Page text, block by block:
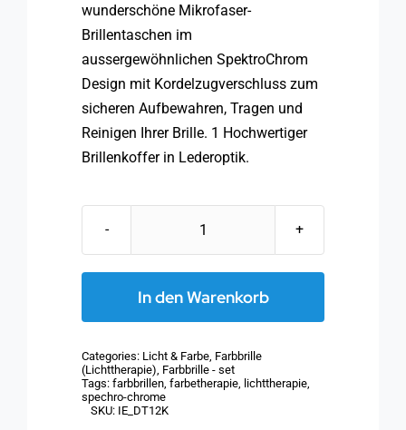
wunderschöne Mikrofaser-
Brillentaschen im
aussergewöhnlichen SpektroChrom
Design mit Kordelzugverschluss zum
sicheren Aufbewahren, Tragen und
Reinigen Ihrer Brille. 1 Hochwertiger
Brillenkoffer in Lederoptik.
PRiSMA®
Chrom
Farbbrillen
mit
In den Warenkorb
Categories: Licht & Farbe Farbbrille
(Lichttherapie) Farbbrille - set
Tags: farbbrillen farbetherapie lichttherapie
spechro-chrome
SKU: IE_DT12K